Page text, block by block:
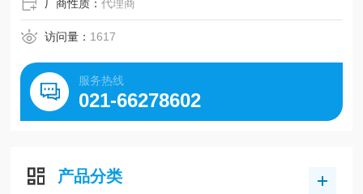
厂商性质：代理商
访问量： 1617
服务热线
021-66278602
产品分类